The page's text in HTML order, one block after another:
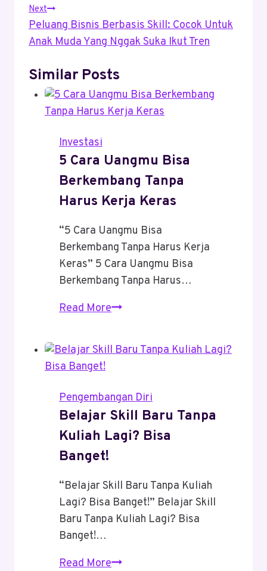
Next
Peluang Bisnis Berbasis Skill: Cocok Untuk
Anak Muda Yang Nggak Suka Ikut Tren
Similar Posts
Investasi
5 Cara Uangmu Bisa
Berkembang Tanpa
Harus Kerja Keras
“5 Cara Uangmu Bisa
Berkembang Tanpa Harus Kerja
Keras” 5 Cara Uangmu Bisa
Berkembang Tanpa Harus…
Read More5
Uangmu
Bisa
Tanpa
Harus
Keras
Pengembangan Diri
Belajar Skill Baru Tanpa
Kuliah Lagi? Bisa
Banget!
“Belajar Skill Baru Tanpa Kuliah
Lagi? Bisa Banget!” Belajar Skill
Baru Tanpa Kuliah Lagi? Bisa
Banget!…
Read MoreBelajar